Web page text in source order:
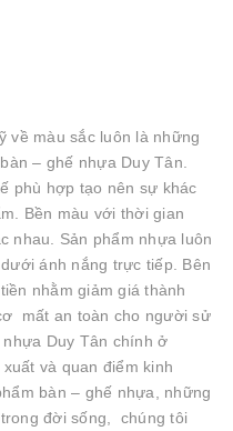
về màu sắc luôn là những
– ghế nhựa Duy Tân.
phù hợp tạo nên sự khác
Bền màu với thời gian
nhau. Sản phẩm nhựa luôn
ánh nắng trực tiếp. Bên
nhằm giảm giá thành
mất an toàn cho người sử
Duy Tân chính ở
và quan điểm kinh
bàn – ghế nhựa, những
đời sống, chúng tôi